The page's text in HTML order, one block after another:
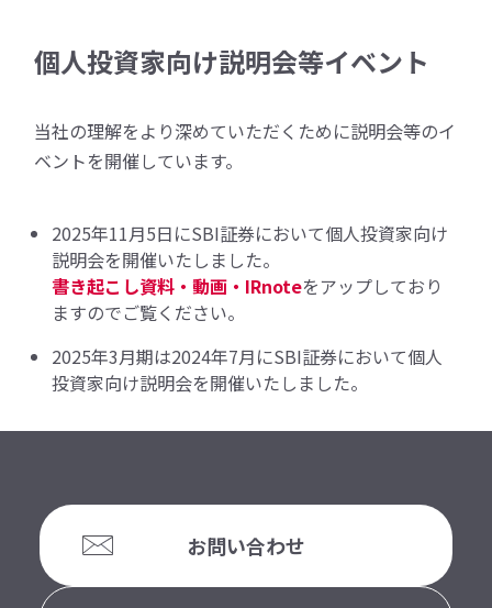
個人投資家向け説明会等イベント
当社の理解をより深めていただくために説明会等のイ
ベントを開催しています。
2025年11月5日にSBI証券において個人投資家向け
説明会を開催いたしました。
書き起こし資料・動画・IRnoteをアップしており
ますのでご覧ください。
2025年3月期は2024年7月にSBI証券において個人
投資家向け説明会を開催いたしました。
お問い合わせ